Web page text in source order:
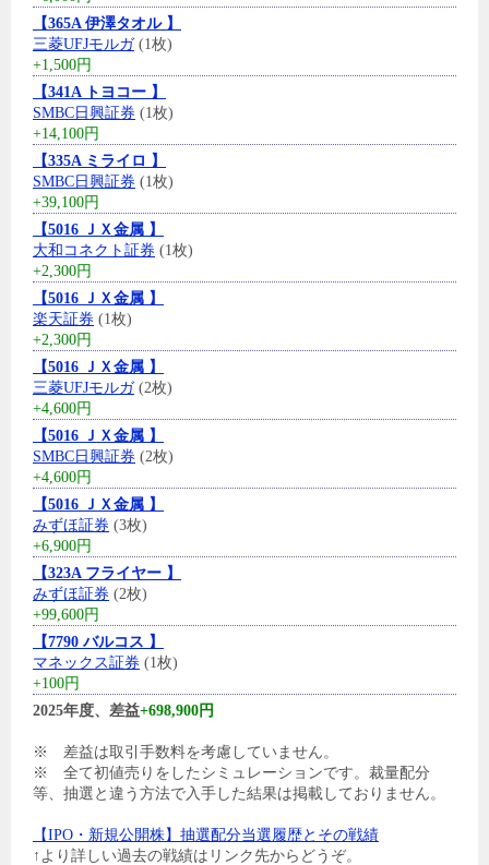
【365A 伊澤タオル 】
三菱UFJモルガ(1枚)
+1,500円
【341A トヨコー 】
SMBC日興証券 (1枚)
+14,100円
【335A ミライロ 】
SMBC日興証券 (1枚)
+39,100円
【5016 ＪＸ金属 】
大和コネクト証券 (1枚)
+2,300円
【5016 ＪＸ金属 】
楽天証券 (1枚)
+2,300円
【5016 ＪＸ金属 】
三菱UFJモルガ(2枚)
+4,600円
【5016 ＪＸ金属 】
SMBC日興証券 (2枚)
+4,600円
【5016 ＪＸ金属 】
みずほ証券 (3枚)
+6,900円
【323A フライヤー 】
みずほ証券 (2枚)
+99,600円
【7790 バルコス 】
マネックス証券 (1枚)
+100円
2025年度、差益+698,900円
※ 差益は取引手数料を考慮していません。
※ 全て初値売りをしたシミュレーションです。裁量配分
等、抽選と違う方法で入手した結果は掲載しておりません。
【IPO・新規公開株】抽選配分当選履歴とその戦績
↑より詳しい過去の戦績はリンク先からどうぞ。